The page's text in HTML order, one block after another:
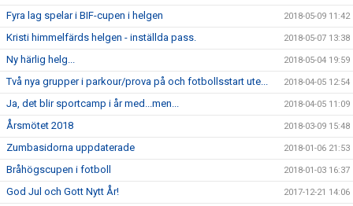
Fyra lag spelar i BIF-cupen i helgen 2018-05-09 11:42
Kristi himmelfärds helgen - inställda pass. 2018-05-07 13:38
Ny härlig helg... 2018-05-04 19:59
Två nya grupper i parkour/prova på och fotbollsstart ute... 2018-04-05 12:54
Ja, det blir sportcamp i år med...men... 2018-04-05 11:09
Årsmötet 2018 2018-03-09 15:48
Zumbasidorna uppdaterade 2018-01-06 21:53
Bråhögscupen i fotboll 2018-01-03 16:37
God Jul och Gott Nytt År! 2017-12-21 14:06